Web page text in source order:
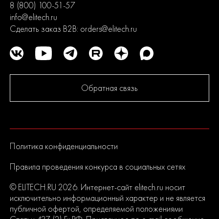
8 (800) 100-51-57
info@elitech.ru
Сделать заказ B2B: orders@elitech.ru
Обратная связь
Политика конфиденциальности
Правила проведения конкурса в социальных сетях
© ELITECH.RU 2026. Интернет-сайт elitech.ru носит
исключительно информационный характер и не является
публичной офертой, определяемой положениями